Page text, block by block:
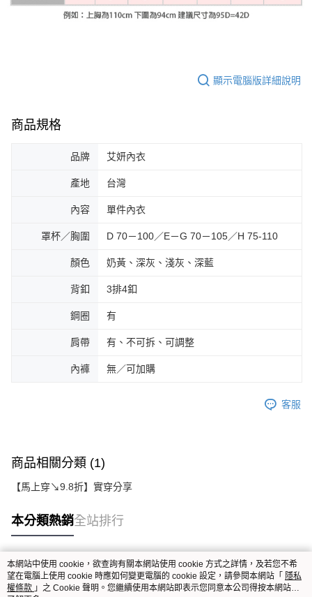
顯示電腦版詳細說明
商品規格
品牌 艾妍內衣
產地 台灣
內容 單件內衣
罩杯／胸圍 D 70－100／E－G 70－105／H 75-110
顏色 奶黃、深灰、淺灰、深藍
背釦 3排4釦
鋼圈 有
肩帶 有、不可拆、可調整
內褲 無／可加購
客服
商品相關分類 (1)
【馬上穿↘9.8折】實穿分享
本分類熱銷全站排行
熱門標籤
本網站中使用 cookie，欲查詢有關本網站使用 cookie 方式之詳情，及若您不希
望在電腦上使用 cookie 時應如何變更電腦的 cookie 設定，請參閱本網站「 隱私
權條款 」之 Cookie 聲明。您繼續使用本網站即表示您同意本公司得按本網站使